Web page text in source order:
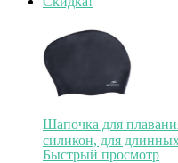
Шапочка для
силикон, для
Быстрый просмотр